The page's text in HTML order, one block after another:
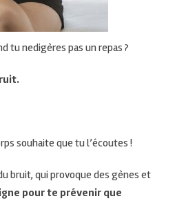
tu nedigères pas un repas ?
souhaite que tu l’écoutes !
bruit, qui provoque des gènes et
pour te prévenir que